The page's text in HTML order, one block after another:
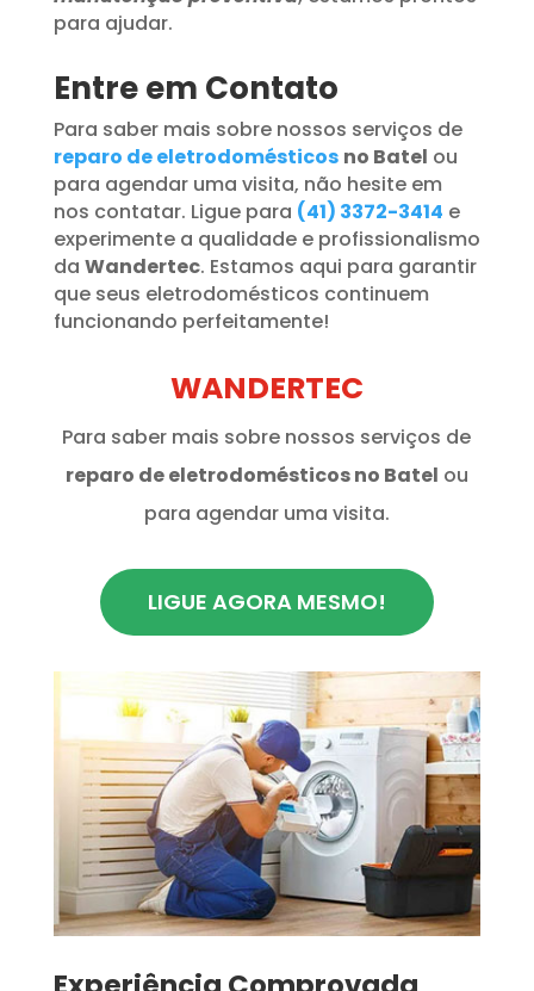
para ajudar.
Entre em Contato
Para saber mais sobre nossos serviços de
reparo de eletrodomésticos no Batel ou
para agendar uma visita, não hesite em
nos contatar. Ligue para (41) 3372-3414 e
experimente a qualidade e profissionalismo
da Wandertec. Estamos aqui para garantir
que seus eletrodomésticos continuem
funcionando perfeitamente!
WANDERTEC
Para saber mais sobre nossos serviços de
reparo de eletrodomésticos no Batel ou
para agendar uma visita.
LIGUE AGORA MESMO!